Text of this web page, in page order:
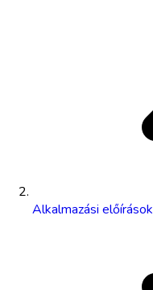
Alkalmazási előírások